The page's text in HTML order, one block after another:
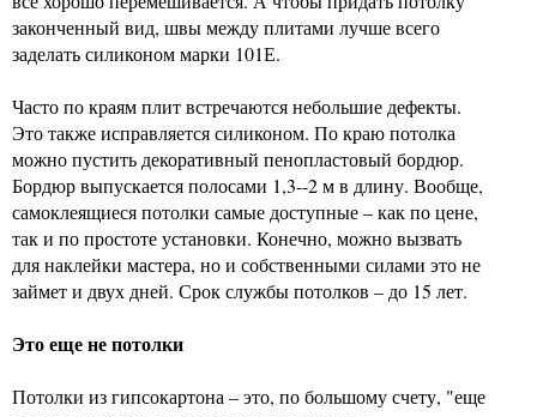
законченный вид, швы между плитами лучше всего
заделать силиконом марки 101Е.
Часто по краям плит встречаются небольшие дефекты.
Это также исправляется силиконом. По краю потолка
можно пустить декоративный пенопластовый бордюр.
Бордюр выпускается полосами 1,3--2 м в длину. Вообще,
самоклеящиеся потолки самые доступные – как по цене,
так и по простоте установки. Конечно, можно вызвать
для наклейки мастера, но и собственными силами это не
займет и двух дней. Срок службы потолков – до 15 лет.
Это еще не потолки
Потолки из гипсокартона – это, по большому счету, "еще